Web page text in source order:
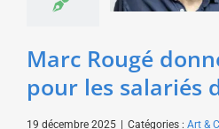
Marc Rougé
pour les salariés
19 décembre 2025 | Catégories : Art &